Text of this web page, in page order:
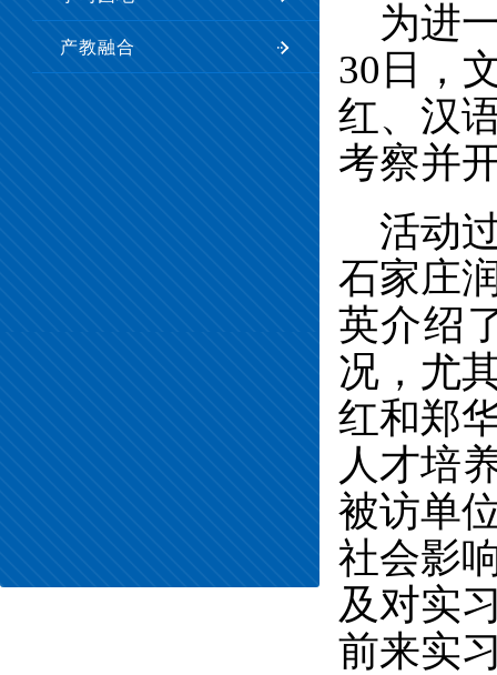
产教融合
为进
30 日，
红、汉
考察并
活动
石家庄
英介绍
况，尤
红和郑
人才培
被访单
社会影
及对实
前来实